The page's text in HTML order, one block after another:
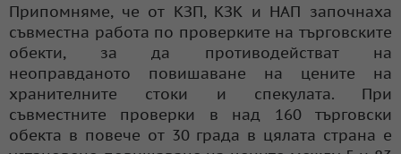
Припомняме, че от КЗП, КЗК и НАП започнаха
съвместна работа по проверките на търговските
обекти, за да противодействат на
неоправданото повишаване на цените на
хранителните стоки и спекулата. При
съвместните проверки в над 160 търговски
обекта в повече от 30 града в цялата страна е